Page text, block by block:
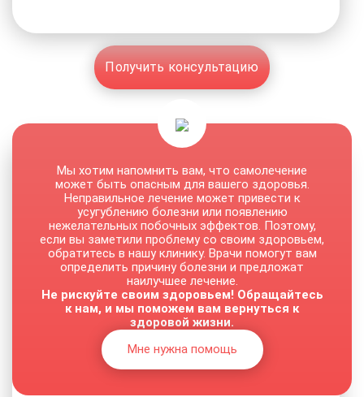
Получить консультацию
Мы хотим напомнить вам, что самолечение
может быть опасным для вашего здоровья.
Неправильное лечение может привести к
усугублению болезни или появлению
нежелательных побочных эффектов. Поэтому,
если вы заметили проблему со своим здоровьем,
обратитесь в нашу клинику. Врачи помогут вам
определить причину болезни и предложат
наилучшее лечение.
Не рискуйте своим здоровьем! Обращайтесь
к нам, и мы поможем вам вернуться к
здоровой жизни.
Мне нужна помощь